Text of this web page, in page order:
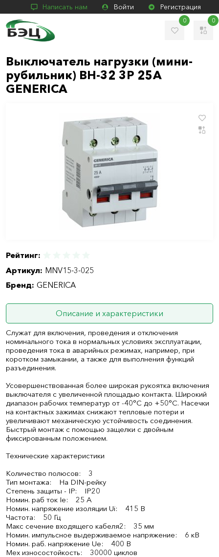
Написать нам Войти Регистрация
0 0
Выключатель нагрузки (мини-
рубильник) ВН-32 3Р 25А
GENERICA
Рейтинг:
Артикул: MNV15-3-025
Бренд: GENERICA
Описание и характеристики
Служат для включения, проведения и отключения
номинального тока в нормальных условиях эксплуатации,
проведения тока в аварийных режимах, например, при
коротком замыкании, а также для выполнения функций
разъединения.
Усовершенствованная более широкая рукоятка включения
выключателя с увеличенной площадью контакта. Широкий
диапазон рабочих температур от -40°С до +50°С. Насечки
на контактных зажимах снижают тепловые потери и
увеличивают механическую устойчивость соединения.
Быстрый монтаж с помощью защелки с двойным
фиксированным положением.
Технические характеристики
Количество полюсов: 3
Тип монтажа: На DIN-рейку
Степень защиты - IP: IP20
Номин. раб ток Ie: 25 А
Номин. напряжение изоляции Ui: 415 В
Частота: 50 Гц
Макс сечение входящего кабеля2: 35 мм
Номин. импульсное выдерживаемое напряжение: 6 кВ
Номин. раб. напряжение Ue: 400 В
Мех износостойкость: 30000 циклов